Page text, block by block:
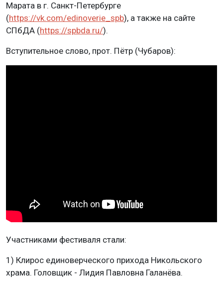
Марата в г. Санкт-Петербурге
(https://vk.com/edinoverie_spb), а также на сайте
СПбДА (https://spbda.ru/).
Вступительное слово, прот. Пётр (Чубаров):
Участниками фестиваля стали:
1) Клирос единоверческого прихода Никольского
храма. Головщик - Лидия Павловна Галанёва.